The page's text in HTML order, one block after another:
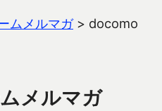
ムメルマガ> docomo
メルマガ